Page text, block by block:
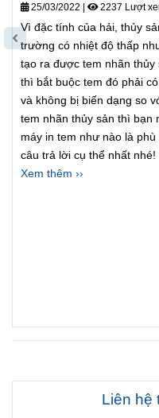
25/03/2022 | 2237 Lượt
Vì đặc tính của hải, thủy
trường có nhiệt độ thấp
tạo ra được tem nhãn
thì bắt buộc tem đó phải
và không bị biến dạng so
tem nhãn thủy sản thì bạn
máy in tem như nào là
câu trả lời cụ thể nhất nhé!
Xem thêm ››
Liên hệ